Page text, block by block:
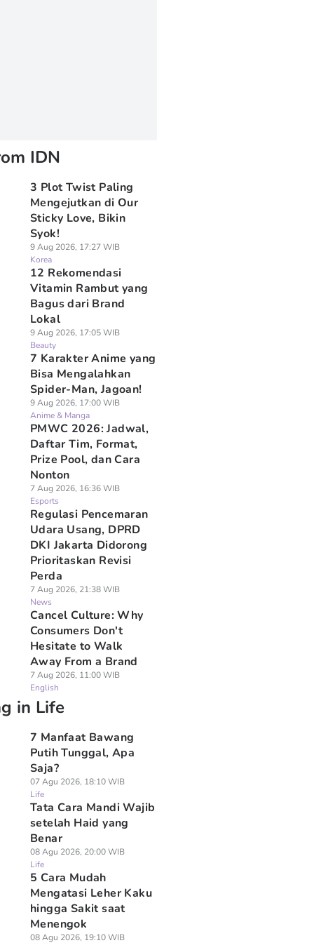
IDN
3 Plot Twist Paling
Mengejutkan di Our
Sticky Love, Bikin
Syok!
9 Aug 2026, 17:27 WIB
Korea
12 Rekomendasi
Vitamin Rambut yang
Bagus dari Brand
Lokal
9 Aug 2026, 17:05 WIB
Beauty
7 Karakter Anime yang
Bisa Mengalahkan
Spider-Man, Jagoan!
9 Aug 2026, 17:00 WIB
Anime & Manga
PMWC 2026: Jadwal,
Daftar Tim, Format,
Prize Pool, dan Cara
Nonton
7 Aug 2026, 16:36 WIB
Esports
Regulasi Pencemaran
Udara Usang, DPRD
DKI Jakarta Didorong
Prioritaskan Revisi
Perda
7 Aug 2026, 21:38 WIB
News
Cancel Culture: Why
Consumers Don't
Hesitate to Walk
Away From a Brand
7 Aug 2026, 11:00 WIB
English
in Life
7 Manfaat Bawang
Putih Tunggal, Apa
Saja?
07 Agu 2026, 18:10 WIB
Life
Tata Cara Mandi Wajib
setelah Haid yang
Benar
08 Agu 2026, 20:00 WIB
Life
5 Cara Mudah
Mengatasi Leher Kaku
hingga Sakit saat
Menengok
08 Agu 2026, 19:10 WIB